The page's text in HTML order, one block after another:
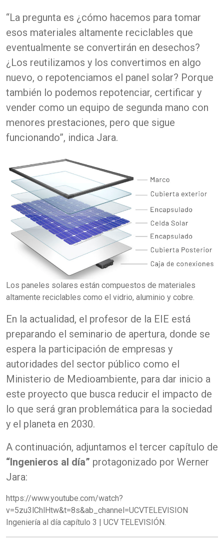
“La pregunta es ¿cómo hacemos para tomar
esos materiales altamente reciclables que
eventualmente se convertirán en desechos?
¿Los reutilizamos y los convertimos en algo
nuevo, o repotenciamos el panel solar? Porque
también lo podemos repotenciar, certificar y
vender como un equipo de segunda mano con
menores prestaciones, pero que sigue
funcionando”, indica Jara.
Los paneles solares están compuestos de materiales
altamente reciclables como el vidrio, aluminio y cobre.
En la actualidad, el profesor de la EIE está
preparando el seminario de apertura, donde se
espera la participación de empresas y
autoridades del sector público como el
Ministerio de Medioambiente, para dar inicio a
este proyecto que busca reducir el impacto de
lo que será gran problemática para la sociedad
y el planeta en 2030.
A continuación, adjuntamos el tercer capítulo de
“Ingenieros al día” protagonizado por Werner
Jara:
https://www.youtube.com/watch?
v=5zu3lChlHtw&t=8s&ab_channel=UCVTELEVISION
Ingeniería al día capítulo 3 | UCV TELEVISIÓN.